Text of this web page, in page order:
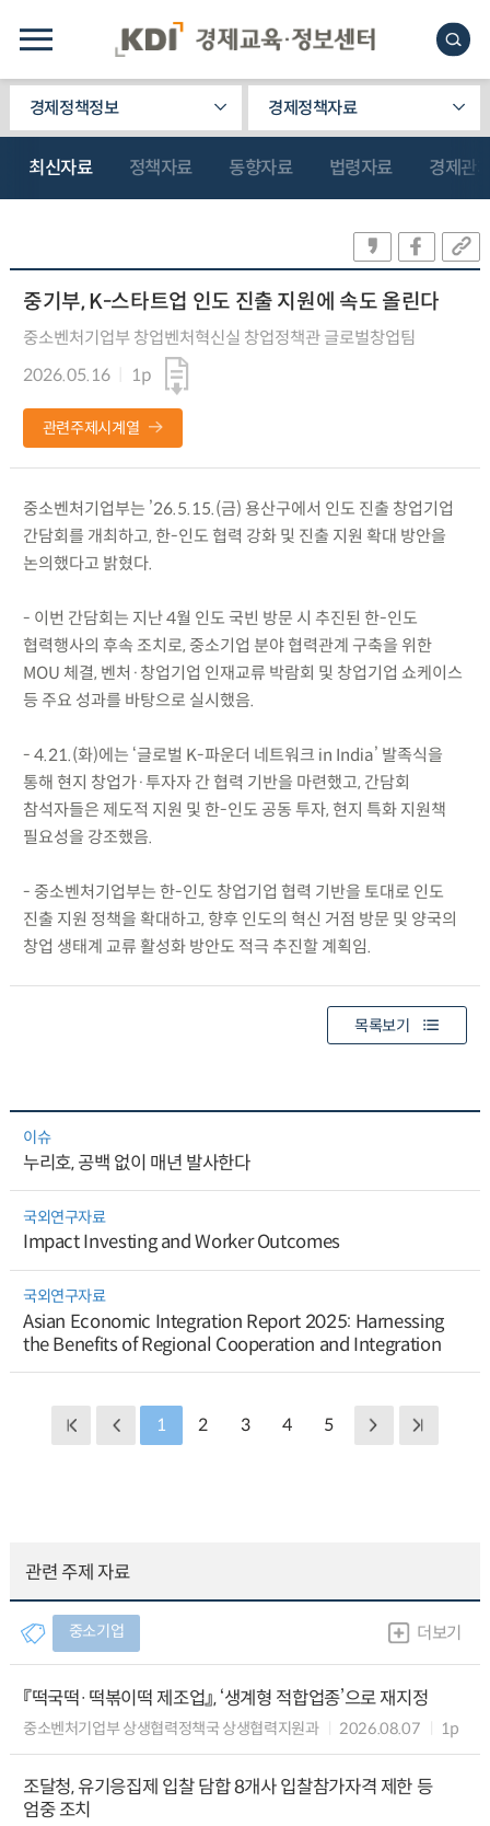
경제정책정보 경제정책자료
최신자료 정책자료 동향자료 법령자료 경제관
중기부, K-스타트업 인도 진출 지원에 속도 올린다
중소벤처기업부 창업벤처혁신실 창업정책관 글로벌창업팀
2026.05.16
1p
관련주제시계열
중소벤처기업부는 ’26.5.15.(금) 용산구에서 인도 진출 창업기업
간담회를 개최하고, 한-인도 협력 강화 및 진출 지원 확대 방안을
논의했다고 밝혔다.
- 이번 간담회는 지난 4월 인도 국빈 방문 시 추진된 한-인도
협력행사의 후속 조치로, 중소기업 분야 협력관계 구축을 위한
MOU 체결, 벤처·창업기업 인재교류 박람회 및 창업기업 쇼케이스
등 주요 성과를 바탕으로 실시했음.
- 4.21.(화)에는 ‘글로벌 K-파운더 네트워크 in India’ 발족식을
통해 현지 창업가·투자자 간 협력 기반을 마련했고, 간담회
참석자들은 제도적 지원 및 한-인도 공동 투자, 현지 특화 지원책
필요성을 강조했음.
- 중소벤처기업부는 한-인도 창업기업 협력 기반을 토대로 인도
진출 지원 정책을 확대하고, 향후 인도의 혁신 거점 방문 및 양국의
창업 생태계 교류 활성화 방안도 적극 추진할 계획임.
목록보기
이슈
누리호, 공백 없이 매년 발사한다
국외연구자료
Impact Investing and Worker Outcomes
국외연구자료
Asian Economic Integration Report 2025: Harnessing
the Benefits of Regional Cooperation and Integration
1 2 3 4 5
관련 주제 자료
중소기업 더보기
『떡국떡·떡볶이떡 제조업』, ‘생계형 적합업종’으로 재지정
중소벤처기업부 상생협력정책국 상생협력지원과 2026.08.07 1p
조달청, 유기응집제 입찰 담합 8개사 입찰참가자격 제한 등
엄중 조치